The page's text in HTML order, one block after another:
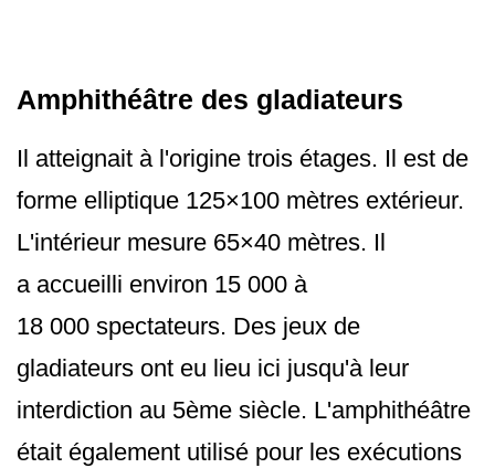
Amphithéâtre des gladiateurs
Il atteignait à l'origine trois étages. Il est de
forme elliptique 125×100 mètres extérieur.
L'intérieur mesure 65×40 mètres. Il
a accueilli environ 15 000 à
18 000 spectateurs. Des jeux de
gladiateurs ont eu lieu ici jusqu'à leur
interdiction au 5ème siècle. L'amphithéâtre
était également utilisé pour les exécutions